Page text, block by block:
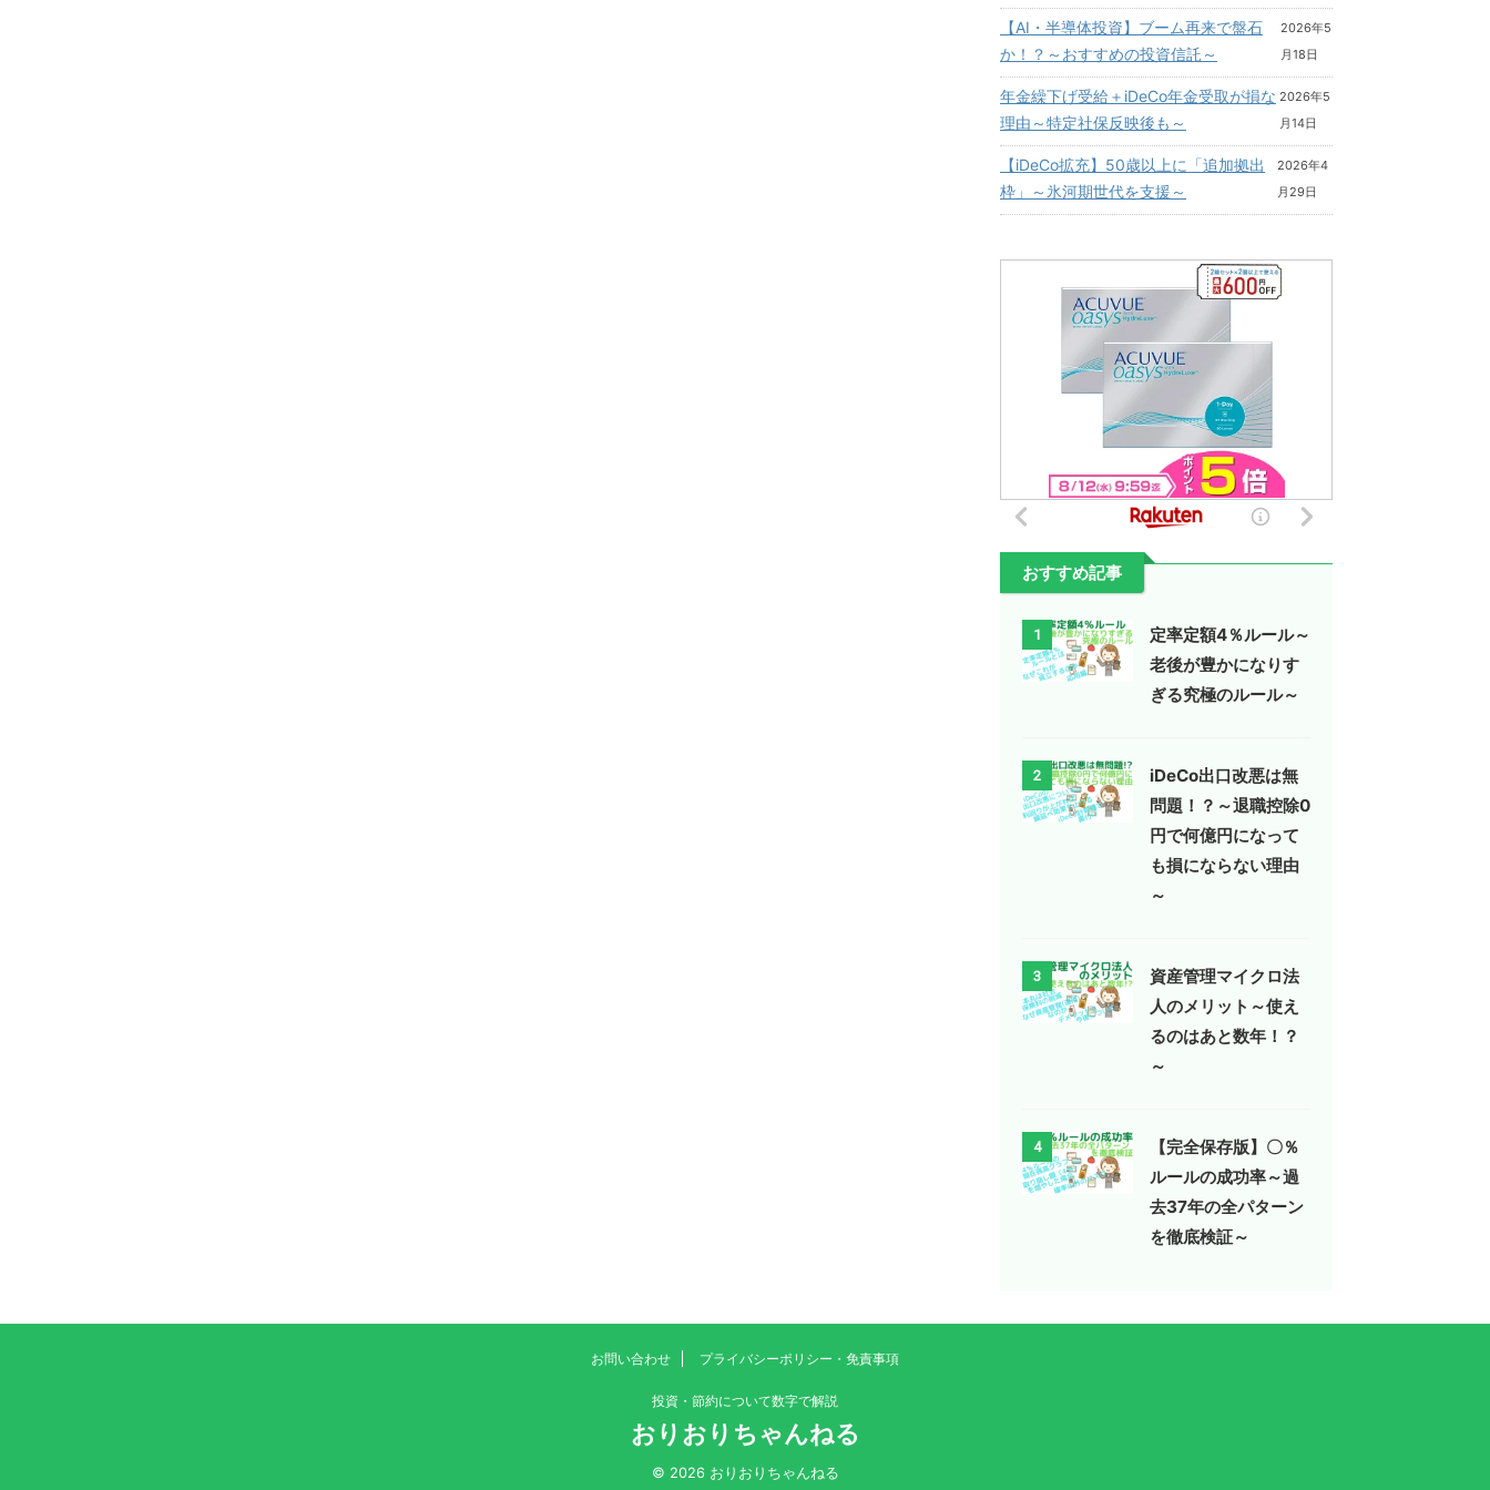
【AI・半導体投資】ブーム再来で盤石
か！？～おすすめの投資信託～
2026年5
月18日
年金繰下げ受給＋iDeCo年金受取が損な
理由～特定社保反映後も～
2026年5
月14日
【iDeCo拡充】50歳以上に「追加拠出
枠」～氷河期世代を支援～
2026年4
月29日
おすすめ記事
1
定率定額4％ルール～
老後が豊かになりす
ぎる究極のルール～
2
iDeCo出口改悪は無
問題！？～退職控除0
円で何億円になって
も損にならない理由
～
3
資産管理マイクロ法
人のメリット～使え
るのはあと数年！？
～
4
【完全保存版】〇％
ルールの成功率～過
去37年の全パターン
を徹底検証～
お問い合わせ プライバシーポリシー・免責事項
投資・節約について数字で解説
おりおりちゃんねる
© 2026 おりおりちゃんねる